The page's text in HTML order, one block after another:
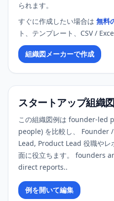
られます。
すぐに作成したい場合は 無料
ト、テンプレート、CSV /
組織図メーカーで作成
スタートアップ組織図
この組織図例は founder-led
people) を比較し、 Founder
Lead, Product Lead 役職やレ
面に役立ちます。 founders
direct reports..
例を開いて編集